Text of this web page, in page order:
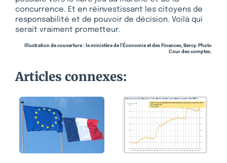
concurrence. Et en réinvestissant les citoyens de
responsabilité et de pouvoir de décision. Voilà qui
serait vraiment prometteur.
Illustration de couverture : le ministère de l’Économie et des Finances, Bercy. Photo
Cour des comptes.
Articles connexes: